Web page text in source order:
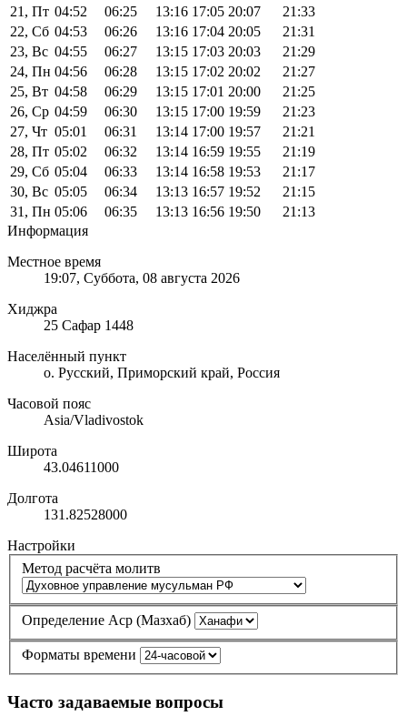
21, Пт 04:52 06:25 13:16 17:05 20:07
21:33
22, Сб 04:53 06:26 13:16 17:04 20:05
21:31
23, Вс 04:55 06:27 13:15 17:03 20:03
21:29
24, Пн 04:56 06:28 13:15 17:02 20:02
21:27
25, Вт 04:58 06:29 13:15 17:01 20:00
21:25
26, Ср 04:59 06:30 13:15 17:00 19:59
21:23
27, Чт 05:01 06:31 13:14 17:00 19:57
21:21
28, Пт 05:02 06:32 13:14 16:59 19:55
21:19
29, Сб 05:04 06:33 13:14 16:58 19:53
21:17
30, Вс 05:05 06:34 13:13 16:57 19:52
21:15
31, Пн 05:06 06:35 13:13 16:56 19:50
21:13
Информация
Местное время
19:07, Суббота, 08 августа 2026
Хиджра
25 Сафар 1448
Населённый пункт
о. Русский, Приморский край, Россия
Часовой пояс
Asia/Vladivostok
Широта
43.04611000
Долгота
131.82528000
Настройки
Метод расчёта молитв
Определение Аср (Мазхаб)
Форматы времени
Часто задаваемые вопросы